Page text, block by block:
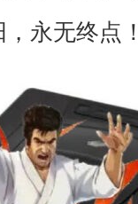
永无终点